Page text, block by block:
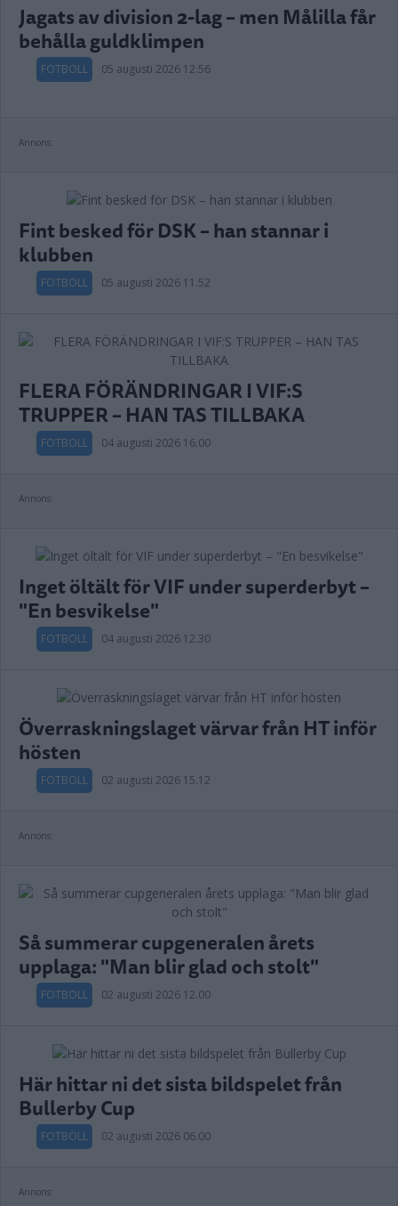
Jagats av division 2-lag – men Målilla får
behålla guldklimpen
FOTBOLL 05 augusti 2026 12.56
Annons:
Fint besked för DSK – han stannar i
klubben
FOTBOLL 05 augusti 2026 11.52
FLERA FÖRÄNDRINGAR I VIF:S
TRUPPER – HAN TAS TILLBAKA
FOTBOLL 04 augusti 2026 16.00
Annons:
Inget öltält för VIF under superderbyt –
"En besvikelse"
FOTBOLL 04 augusti 2026 12.30
Överraskningslaget värvar från HT inför
hösten
FOTBOLL 02 augusti 2026 15.12
Annons:
Så summerar cupgeneralen årets
upplaga: "Man blir glad och stolt"
FOTBOLL 02 augusti 2026 12.00
Här hittar ni det sista bildspelet från
Bullerby Cup
FOTBOLL 02 augusti 2026 06.00
Annons: